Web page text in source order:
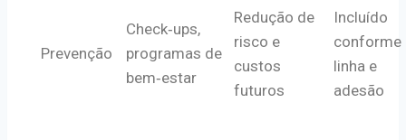
Prevenção
Check‑ups,
programas de
bem‑estar
Redução de
risco e
custos
futuros
Incluído
conforme
linha e
adesão